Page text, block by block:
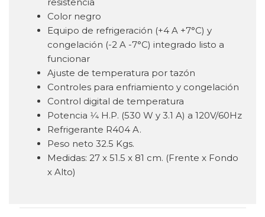
Color negro
Equipo de refrigeración (+4 A +7°C) y
congelación (-2 A -7°C) integrado listo a
funcionar
Ajuste de temperatura por tazón
Controles para enfriamiento y congelación
Control digital de temperatura
Potencia 1⁄4 H.P. (530 W y 3.1 A) a 120V/60Hz
Refrigerante R404 A.
Peso neto 32.5 Kgs.
Medidas: 27 x 51.5 x 81 cm. (Frente x Fondo
x Alto)